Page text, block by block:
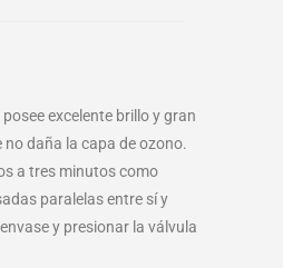
excelente brillo y gran
daña la capa de ozono.
a tres minutos como
paralelas entre sí y
y presionar la válvula